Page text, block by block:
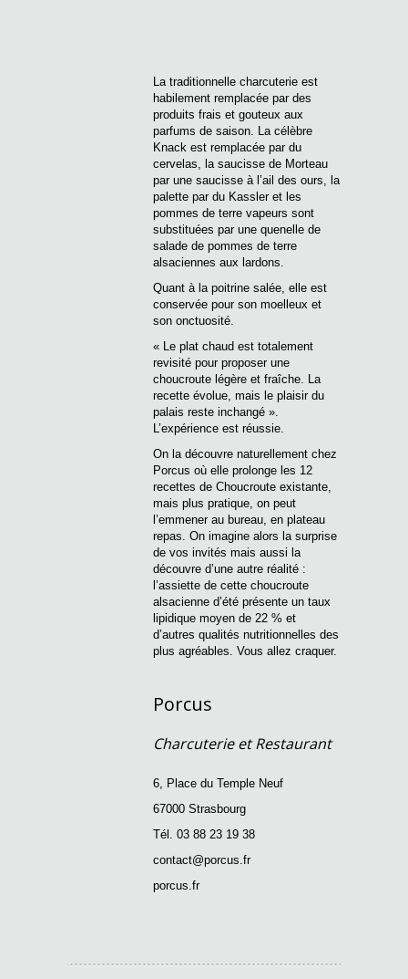
La traditionnelle charcuterie est
habilement remplacée par des
produits frais et gouteux aux
parfums de saison. La célèbre
Knack est remplacée par du
cervelas, la saucisse de Morteau
par une saucisse à l’ail des ours, la
palette par du Kassler et les
pommes de terre vapeurs sont
substituées par une quenelle de
salade de pommes de terre
alsaciennes aux lardons.
Quant à la poitrine salée, elle est
conservée pour son moelleux et
son onctuosité.
« Le plat chaud est totalement
revisité pour proposer une
choucroute légère et fraîche. La
recette évolue, mais le plaisir du
palais reste inchangé ».
L’expérience est réussie.
On la découvre naturellement chez
Porcus où elle prolonge les 12
recettes de Choucroute existante,
mais plus pratique, on peut
l’emmener au bureau, en plateau
repas. On imagine alors la surprise
de vos invités mais aussi la
découvre d’une autre réalité :
l’assiette de cette choucroute
alsacienne d’été présente un taux
lipidique moyen de 22 % et
d’autres qualités nutritionnelles des
plus agréables. Vous allez craquer.
Porcus
Charcuterie et Restaurant
6, Place du Temple Neuf
67000 Strasbourg
Tél. 03 88 23 19 38
contact@porcus.fr
porcus.fr